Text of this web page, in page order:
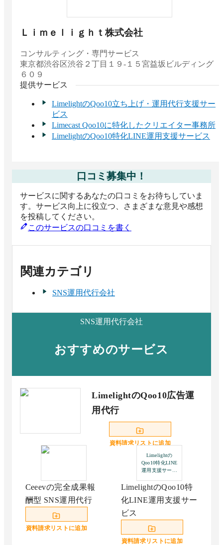
Ｌｉｍｅｌｉｇｈｔ株式会社
コンサルティング・専門サービス
東京都渋谷区渋谷２丁目１９‐１５宮益坂ビルディング
６０９
提供サービス
LimelightのQoo10立ち上げ・運用代行支援サー
ビス
Limecast Qoo10に特化したクリエイター事務所
LimelightのQoo10特化LINE運用支援サービス
口コミ募集中！
サービスに関するあなたの口コミをお待ちしていま
す。サービス向上に役立つ、さまざまな意見や感想
を投稿してください。
このサービスの口コミを書く
関連カテゴリ
SNS運用代行会社
SNS運用代行会社
おすすめのサービス
LimelightのQoo10広告運
用代行
資料請求リストに追加
Ceeevの完全成果報
酬型 SNS運用代行
資料請求リストに追加
Limelightの
Qoo10特化LINE
運用支援サービ
LimelightのQoo10特
化LINE運用支援サー
ビス
資料請求リストに追加